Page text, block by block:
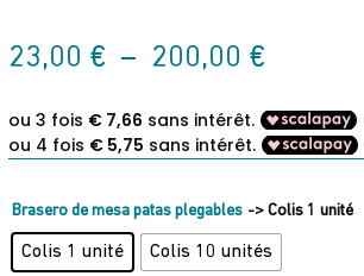
23,00 € – 200,00 €Plage
prix :
23,00 €
à
200,00 €
Brasero de mesa patas plegables -> Colis 1 unité
Colis 1 unité Colis 10 unités